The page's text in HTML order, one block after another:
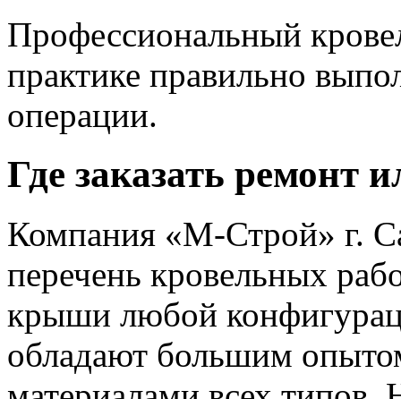
Профессиональный
практике правильно
операции.
Где заказать ремонт
Компания «М-Строй» г.
перечень кровельных
крыши любой
обладают большим